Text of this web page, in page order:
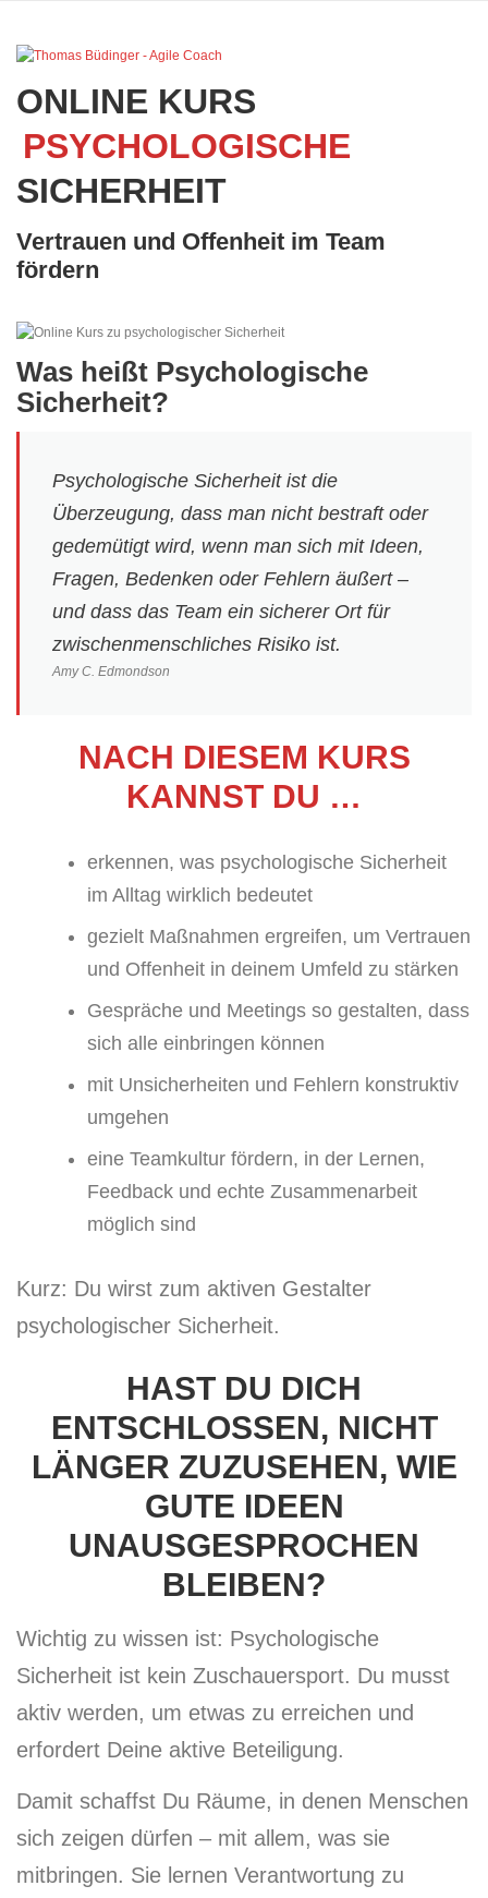
springen
ONLINE KURS
PSYCHOLOGISCHE
SICHERHEIT
Vertrauen und Offenheit im Team
fördern
Was heißt Psychologische
Sicherheit?
Psychologische Sicherheit ist die
Überzeugung, dass man nicht bestraft oder
gedemütigt wird, wenn man sich mit Ideen,
Fragen, Bedenken oder Fehlern äußert –
und dass das Team ein sicherer Ort für
zwischenmenschliches Risiko ist.
Amy C. Edmondson
NACH DIESEM KURS
KANNST DU …
erkennen, was psychologische Sicherheit
im Alltag wirklich bedeutet
gezielt Maßnahmen ergreifen, um Vertrauen
und Offenheit in deinem Umfeld zu stärken
Gespräche und Meetings so gestalten, dass
sich alle einbringen können
mit Unsicherheiten und Fehlern konstruktiv
umgehen
eine Teamkultur fördern, in der Lernen,
Feedback und echte Zusammenarbeit
möglich sind
Kurz: Du wirst zum aktiven Gestalter
psychologischer Sicherheit.
HAST DU DICH
ENTSCHLOSSEN, NICHT
LÄNGER ZUZUSEHEN, WIE
GUTE IDEEN
UNAUSGESPROCHEN
BLEIBEN?
Wichtig zu wissen ist: Psychologische
Sicherheit ist kein Zuschauersport. Du musst
aktiv werden, um etwas zu erreichen und
erfordert Deine aktive Beteiligung.
Damit schaffst Du Räume, in denen Menschen
sich zeigen dürfen – mit allem, was sie
mitbringen. Sie lernen Verantwortung zu